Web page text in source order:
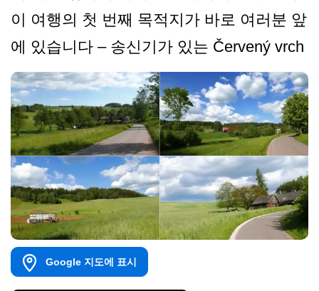
이 여행의 첫 번째 목적지가 바로 여러분 앞
에 있습니다 – 송신기가 있는 Červený vrch
Google 지도에 표시